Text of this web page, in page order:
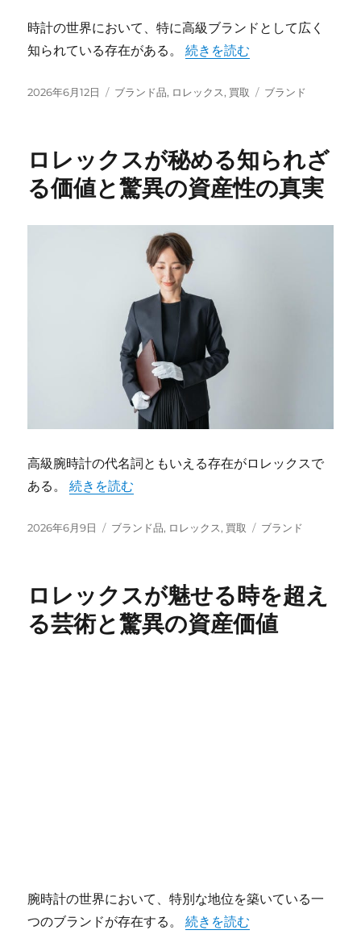
時計の世界において、特に高級ブランドとして広く
知られている存在がある。“ロレックスが魅せる永遠の
続きを読む
投
2026年6月12日
カ
ー
ブランド品, ロレックス, 買取
タ
ブランド
ロレックスが秘める知られざ
る価値と驚異の資産性の真実
高級腕時計の代名詞ともいえる存在がロレックスで
ある。“ロレックスが秘める知られざる価値と驚異の資
続きを読む
投
2026年6月9日
カ
ー
ブランド品, ロレックス, 買取
タ
ブランド
ロレックスが魅せる時を超え
る芸術と驚異の資産価値
腕時計の世界において、特別な地位を築いている一
つのブランドが存在する。“ロレックスが魅せる時を超
続きを読む